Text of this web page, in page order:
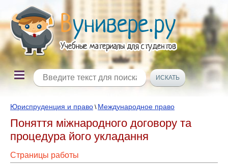
Юриспруденция и право \ Международное право
Поняття міжнародного договору та
процедура його укладання
Страницы работы